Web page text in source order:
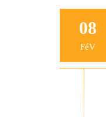
08
FéV